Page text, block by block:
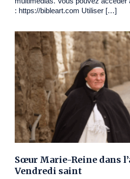
: https://bibleart.com Utiliser […]
Sœur Marie-Reine dans
Vendredi saint